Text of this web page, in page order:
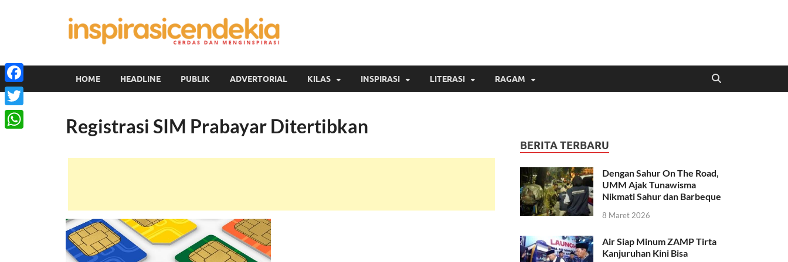
HOME HEADLINE PUBLIK ADVERTORIAL KILAS INSPIRASI LITERASI RAGAM
Registrasi SIM Prabayar Ditertibkan
BERITA TERBARU
Dengan Sahur On The Road,
UMM Ajak Tunawisma
Nikmati Sahur dan Barbeque
8 Maret 2026
Air Siap Minum ZAMP Tirta
Kanjuruhan Kini Bisa
Facebook
Twitter